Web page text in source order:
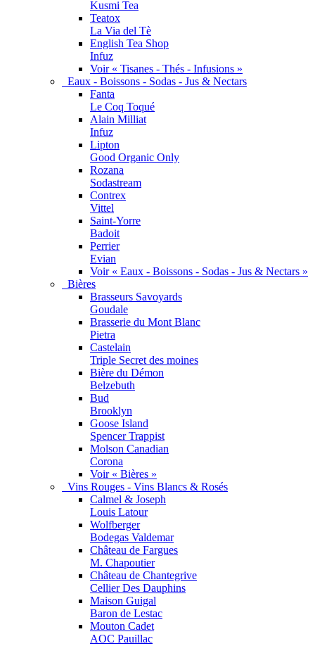
Kusmi Tea
Teatox
La Via del Tè
English Tea Shop
Infuz
Voir « Tisanes - Thés - Infusions »
Eaux - Boissons - Sodas - Jus & Nectars
Fanta
Le Coq Toqué
Alain Milliat
Infuz
Lipton
Good Organic Only
Rozana
Sodastream
Contrex
Vittel
Saint-Yorre
Badoit
Perrier
Evian
Voir « Eaux - Boissons - Sodas - Jus & Nectars »
Bières
Brasseurs Savoyards
Goudale
Brasserie du Mont Blanc
Pietra
Castelain
Triple Secret des moines
Bière du Démon
Belzebuth
Bud
Brooklyn
Goose Island
Spencer Trappist
Molson Canadian
Corona
Voir « Bières »
Vins Rouges - Vins Blancs & Rosés
Calmel & Joseph
Louis Latour
Wolfberger
Bodegas Valdemar
Château de Fargues
M. Chapoutier
Château de Chantegrive
Cellier Des Dauphins
Maison Guigal
Baron de Lestac
Mouton Cadet
AOC Pauillac